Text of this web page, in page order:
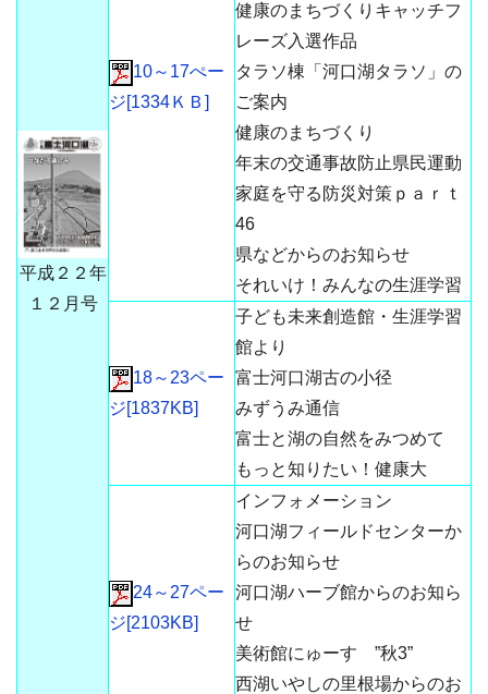
平成２２年
１２月号
10～17ぺー
ジ[1334ＫＢ]
健康のまちづくりキャッチフ
レーズ入選作品
タラソ棟「河口湖タラソ」の
ご案内
健康のまちづくり
年末の交通事故防止県民運動
家庭を守る防災対策ｐａｒｔ
46
県などからのお知らせ
それいけ！みんなの生涯学習
18～23ペー
ジ[1837KB]
子ども未来創造館・生涯学習
館より
富士河口湖古の小径
みずうみ通信
富士と湖の自然をみつめて
もっと知りたい！健康大
24～27ペー
ジ[2103KB]
インフォメーション
河口湖フィールドセンターか
らのお知らせ
河口湖ハーブ館からのお知ら
せ
美術館にゅーす ”秋3”
西湖いやしの里根場からのお